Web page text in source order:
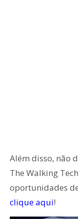
Além disso, não
The Walking
oportunidades
clique aqui!